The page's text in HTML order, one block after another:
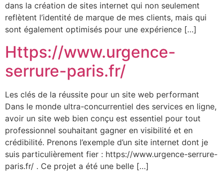
dans la création de sites internet qui non seulement
reflètent l’identité de marque de mes clients, mais qui
sont également optimisés pour une expérience […]
Https://www.urgence-
serrure-paris.fr/
Les clés de la réussite pour un site web performant
Dans le monde ultra-concurrentiel des services en ligne,
avoir un site web bien conçu est essentiel pour tout
professionnel souhaitant gagner en visibilité et en
crédibilité. Prenons l’exemple d’un site internet dont je
suis particulièrement fier : https://www.urgence-serrure-
paris.fr/ . Ce projet a été une belle […]